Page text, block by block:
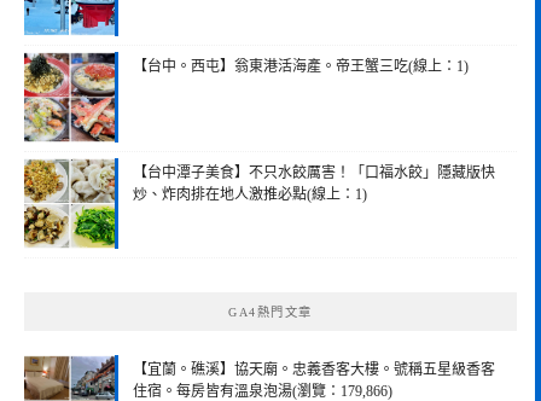
【台中。西屯】翁東港活海產。帝王蟹三吃(線上：1)
【台中潭子美食】不只水餃厲害！「口福水餃」隱藏版快
炒、炸肉排在地人激推必點(線上：1)
GA4熱門文章
【宜蘭。礁溪】協天廟。忠義香客大樓。號稱五星級香客
住宿。每房皆有溫泉泡湯(瀏覽：179,866)